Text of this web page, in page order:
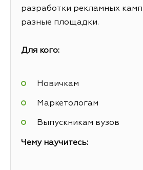
разработки рекламных
разные площадки.
Для кого:
Новичкам
Маркетологам
Выпускникам вузов
Чему научитесь: